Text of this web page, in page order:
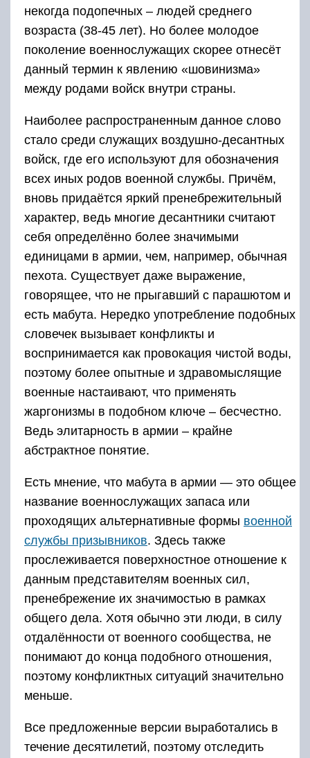
некогда подопечных – людей среднего
возраста (38-45 лет). Но более молодое
поколение военнослужащих скорее отнесёт
данный термин к явлению «шовинизма»
между родами войск внутри страны.
Наиболее распространенным данное слово
стало среди служащих воздушно-десантных
войск, где его используют для обозначения
всех иных родов военной службы. Причём,
вновь придаётся яркий пренебрежительный
характер, ведь многие десантники считают
себя определённо более значимыми
единицами в армии, чем, например, обычная
пехота. Существует даже выражение,
говорящее, что не прыгавший с парашютом и
есть мабута. Нередко употребление подобных
словечек вызывает конфликты и
воспринимается как провокация чистой воды,
поэтому более опытные и здравомыслящие
военные настаивают, что применять
жаргонизмы в подобном ключе – бесчестно.
Ведь элитарность в армии – крайне
абстрактное понятие.
Есть мнение, что мабута в армии — это общее
название военнослужащих запаса или
проходящих альтернативные формы военной
службы призывников. Здесь также
прослеживается поверхностное отношение к
данным представителям военных сил,
пренебрежение их значимостью в рамках
общего дела. Хотя обычно эти люди, в силу
отдалённости от военного сообщества, не
понимают до конца подобного отношения,
поэтому конфликтных ситуаций значительно
меньше.
Все предложенные версии выработались в
течение десятилетий, поэтому отследить